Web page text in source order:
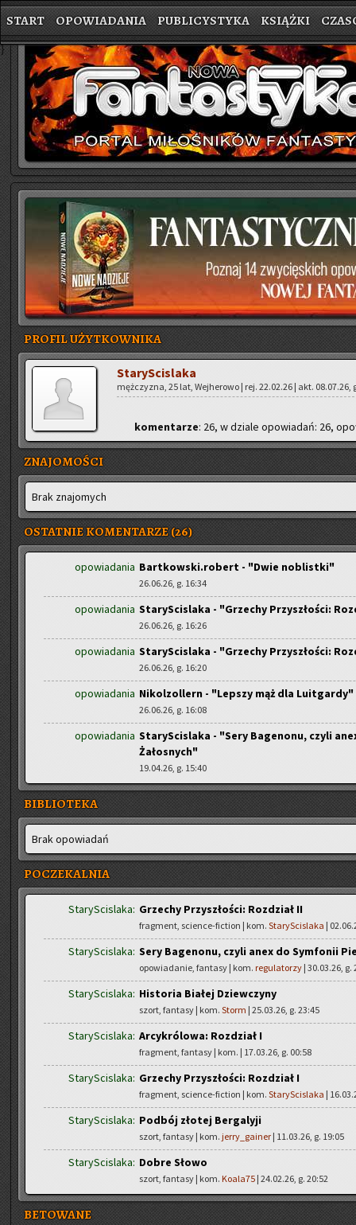
START OPOWIADANIA PUBLICYSTYKA KSIĄŻKI
}
PROFIL UŻYTKOWNIKA
Sta­ry­Sci­sla­ka
męż­czy­zna, 25 lat, Wej­he­ro­wo | rej. 22.02.26 | akt. 08.07.26,
ko­men­ta­rze: 26, w dzia­le opo­wia­dań: 26,
ZNAJOMOŚCI
Brak zna­jo­mych
OSTATNIE KOMENTARZE (26)
opowiadania Bartkowski.robert - "Dwie noblistki"
26.06.26, g. 16:34
opowiadania StaryScislaka - "Grzechy Przyszłości:
26.06.26, g. 16:26
opowiadania StaryScislaka - "Grzechy Przyszłości:
26.06.26, g. 16:20
opowiadania Nikolzollern - "Lepszy mąż dla Luitgardy"
26.06.26, g. 16:08
opowiadania StaryScislaka - "Sery Bagenonu, czyli
Żałosnych"
19.04.26, g. 15:40
BIBLIOTEKA
Brak opo­wia­dań
POCZEKALNIA
StaryScislaka: Grzechy Przyszłości: Rozdział II
fragment, science-fiction | kom. StaryScislaka |
StaryScislaka: Sery Bagenonu, czyli anex do Symfonii
opowiadanie, fantasy | kom. regulatorzy | 30.03.26, g.
StaryScislaka: Historia Białej Dziewczyny
szort, fantasy | kom. Storm | 25.03.26, g. 23:45
StaryScislaka: Arcykrólowa: Rozdział I
fragment, fantasy | kom. | 17.03.26, g. 00:58
StaryScislaka: Grzechy Przyszłości: Rozdział I
fragment, science-fiction | kom. StaryScislaka |
StaryScislaka: Podbój złotej Bergalyji
szort, fantasy | kom. jerry_gainer | 11.03.26, g. 19:05
StaryScislaka: Dobre Słowo
szort, fantasy | kom. Koala75 | 24.02.26, g. 20:52
BETOWANE